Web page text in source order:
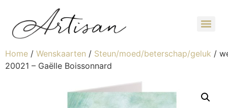
Home / Wenskaarten / Steun/moed/beterschap/geluk /
20021 – Gaëlle Boissonnard